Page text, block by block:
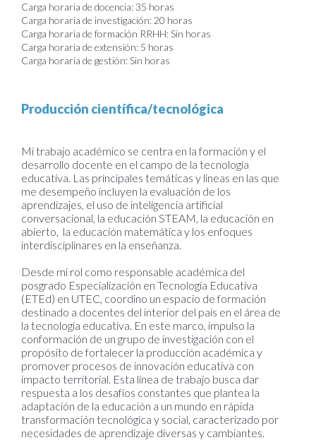
Carga horaria de docencia: 35 horas
Carga horaria de investigación: 20 horas
Carga horaria de formación RRHH: Sin horas
Carga horaria de extensión: 5 horas
Carga horaria de gestión: Sin horas
Producción científica/tecnológica
Mi trabajo académico se centra en la formación y el
desarrollo docente en el campo de la tecnología
educativa. Las principales temáticas y líneas en las que
me desempeño incluyen la evaluación de los
aprendizajes, el uso de inteligencia artificial
conversacional, la educación STEAM, la educación en
abierto, la educación matemática y los enfoques
interdisciplinares en la enseñanza.
Desde mi rol como responsable académica del
posgrado Especialización en Tecnología Educativa
(ETEd) en UTEC, coordino un espacio de formación
destinado a docentes del interior del país en el área de
la tecnología educativa. En este marco, impulso la
conformación de un grupo de investigación con el
propósito de fortalecer la producción académica y
promover procesos de innovación educativa con
impacto territorial. Esta línea de trabajo busca dar
respuesta a los desafíos constantes que plantea la
adaptación de la educación a un mundo en rápida
transformación tecnológica y social, caracterizado por
necesidades de aprendizaje diversas y cambiantes.